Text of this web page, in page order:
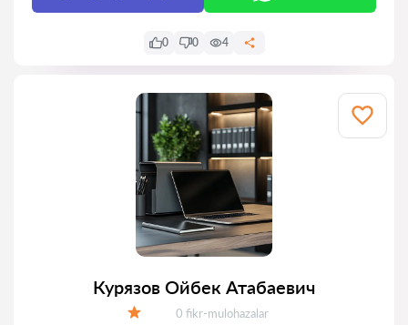
0 0 4
Курязов Ойбек Атабаевич
Fikrlar:
0 fikr-mulohazalar